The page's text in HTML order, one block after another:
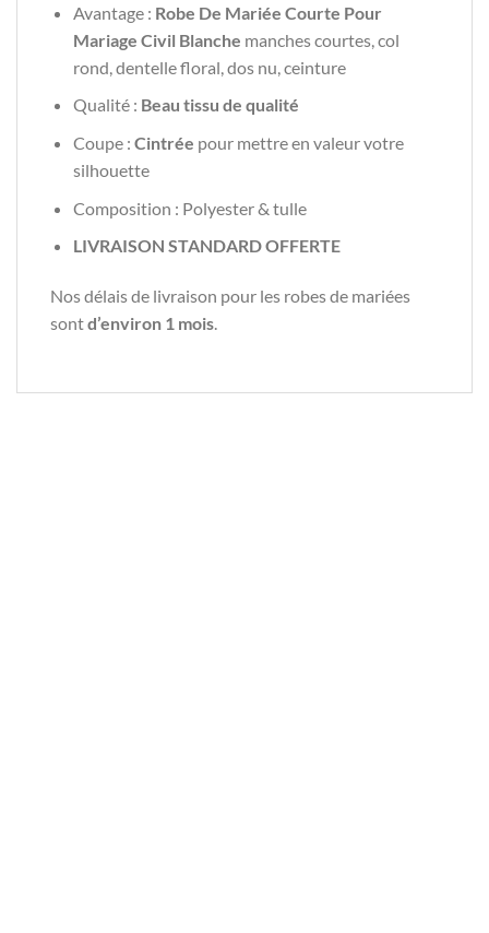
Avantage : Robe De Mariée Courte Pour
Mariage Civil Blanche manches courtes, col
rond, dentelle floral, dos nu, ceinture
Qualité : Beau tissu de qualité
Coupe : Cintrée pour mettre en valeur votre
silhouette
Composition : Polyester & tulle
LIVRAISON STANDARD OFFERTE
Nos délais de livraison pour les robes de mariées
sontd’environ 1 mois.